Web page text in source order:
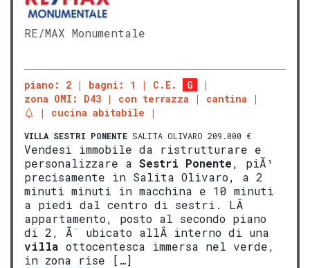
RE/MAX Monumentale
piano: 2 bagni: 1 C.E.
G
zona OMI: D43
con terrazza
cantina
cucina abitabile
VILLA SESTRI PONENTE SALITA OLIVARO 209.000 €
Vendesi immobile da ristrutturare e
personalizzare a Sestri Ponente, piÃ¹
precisamente in Salita Olivaro, a 2
minuti minuti in macchina e 10 minuti
a piedi dal centro di sestri. LÂ
appartamento, posto al secondo piano
di 2, Ã¨ ubicato allÂ interno di una
villa ottocentesca immersa nel verde,
in zona rise […]